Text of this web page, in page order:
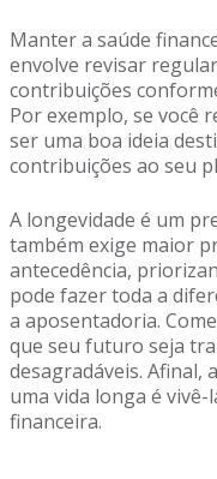
Manter a saúde
envolve revisar
contribuições
Por exemplo, se você
ser uma boa ideia
contribuições ao seu
A longevidade é um
também exige maior
antecedência,
pode fazer toda a
a aposentadoria.
que seu futuro seja
desagradáveis. Afinal,
uma vida longa é
financeira.